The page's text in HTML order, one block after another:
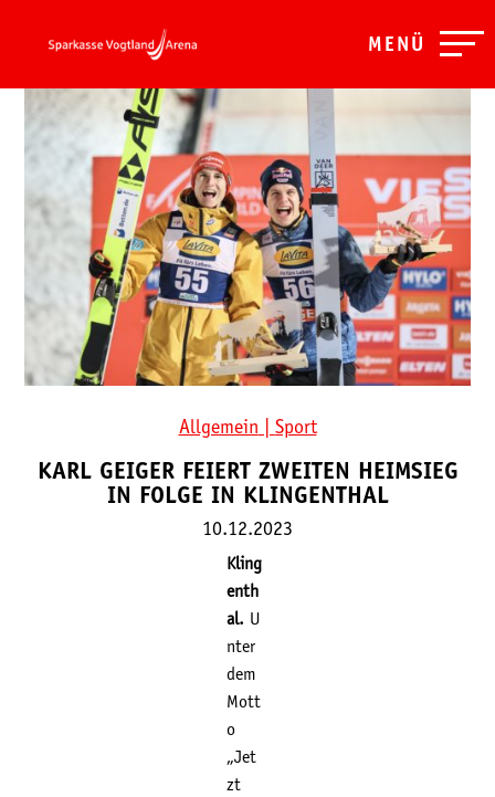
MENÜ
Allgemein Sport
KARL GEIGER FEIERT ZWEITEN HEIMSIEG
IN FOLGE IN KLINGENTHAL
10.12.2023
Kling
enth
al. U
nter
dem
Mott
o
„Jet
zt